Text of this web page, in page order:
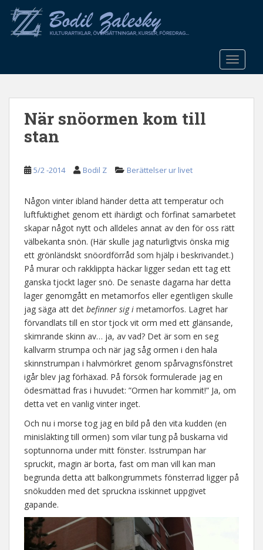
o
När snöormen kom till
stan
5/2 -2014 Bodil Z Berättelser ur livet
Någon vinter ibland händer detta att temperatur och
luftfuktighet genom ett ihärdigt och förfinat samarbetet
skapar något nytt och alldeles annat av den för oss rätt
välbekanta snön. (Här skulle jag naturligtvis önska mig
ett grönländskt snöordförråd som hjälp i beskrivandet.)
På murar och rakklippta häckar ligger sedan ett tag ett
ganska tjockt lager snö. De senaste dagarna har detta
lager genomgått en metamorfos eller egentligen skulle
jag säga att det befinner sig i metamorfos. Lagret har
förvandlats till en stor tjock vit orm med ett glänsande,
skimrande skinn av… ja, av vad? Det är som en seg
kallvarm strumpa och när jag såg ormen i den hala
skinnstrumpan i halvmörkret genom spårvagnsfönstret
igår blev jag förhäxad. På försök formulerade jag en
ödesmättad fras i huvudet: ”Ormen har kommit!” Ja, om
detta vet en vanlig vinter inget.
Och nu i morse tog jag en bild på den vita kudden (en
minisläkting till ormen) som vilar tung på buskarna vid
soptunnorna under mitt fönster. Isstrumpan har
spruckit, magin är borta, fast om man vill kan man
begrunda detta att balkongrummets fönsterrad ligger på
snökudden med det spruckna isskinnet uppgivet
gapande.